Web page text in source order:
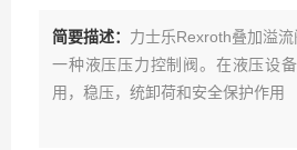
简要描述： 力士乐Rexroth叠加溢
一种液压压力控制阀。在液压设
用，稳压，统卸荷和安全保护作用